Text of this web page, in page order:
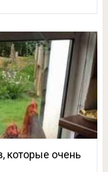
которые очень